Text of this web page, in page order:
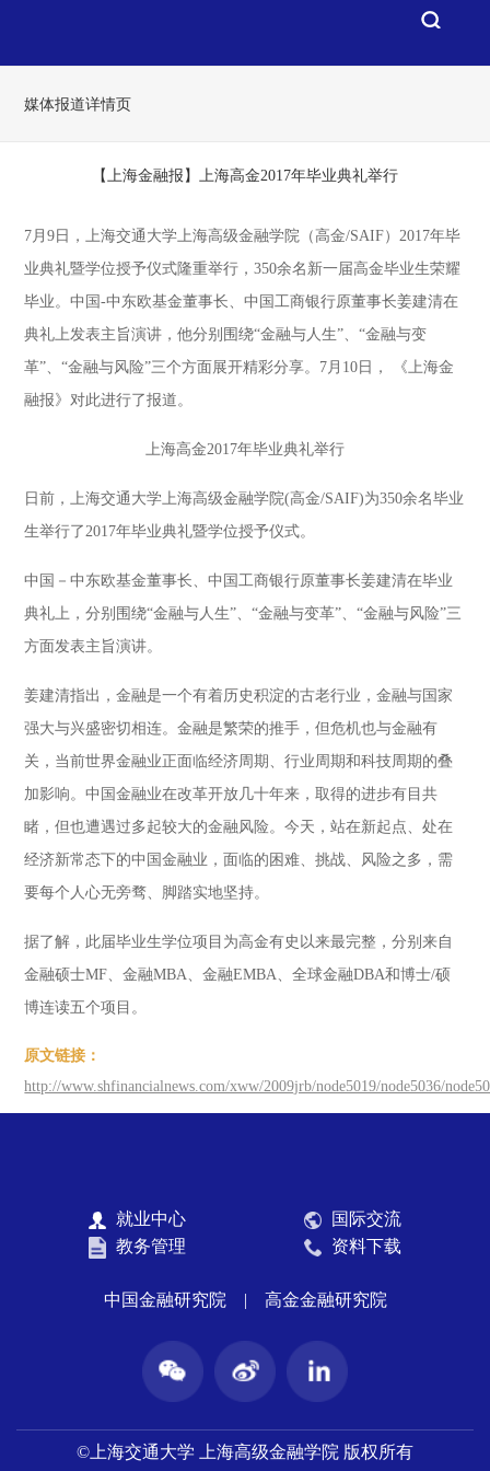
媒体报道详情页
【上海金融报】上海高金2017年毕业典礼举行
7月9日，上海交通大学上海高级金融学院（高金/SAIF）2017年毕
业典礼暨学位授予仪式隆重举行，350余名新一届高金毕业生荣耀
毕业。中国-中东欧基金董事长、中国工商银行原董事长姜建清在
典礼上发表主旨演讲，他分别围绕“金融与人生”、“金融与变
革”、“金融与风险”三个方面展开精彩分享。7月10日， 《上海金
融报》对此进行了报道。
上海高金2017年毕业典礼举行
日前，上海交通大学上海高级金融学院(高金/SAIF)为350余名毕业
生举行了2017年毕业典礼暨学位授予仪式。
中国－中东欧基金董事长、中国工商银行原董事长姜建清在毕业
典礼上，分别围绕“金融与人生”、“金融与变革”、“金融与风险”三
方面发表主旨演讲。
姜建清指出，金融是一个有着历史积淀的古老行业，金融与国家
强大与兴盛密切相连。金融是繁荣的推手，但危机也与金融有
关，当前世界金融业正面临经济周期、行业周期和科技周期的叠
加影响。中国金融业在改革开放几十年来，取得的进步有目共
睹，但也遭遇过多起较大的金融风险。今天，站在新起点、处在
经济新常态下的中国金融业，面临的困难、挑战、风险之多，需
要每个人心无旁骛、脚踏实地坚持。
据了解，此届毕业生学位项目为高金有史以来最完整，分别来自
金融硕士MF、金融MBA、金融EMBA、全球金融DBA和博士/硕
博连读五个项目。
原文链接：
http://www.shfinancialnews.com/xww/2009jrb/node5019/node5036/
就业中心
国际交流
教务管理
资料下载
中国金融研究院 | 高金金融研究院
©上海交通大学 上海高级金融学院 版权所有